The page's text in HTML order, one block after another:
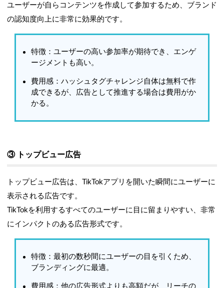
ユーザーが自らコンテンツを作成して参加するため、ブランド
の認知度向上に非常に効果的です。
特徴 ：ユーザーの高い参加率が期待でき、エンゲ
ージメントも高い。
費用感 ：ハッシュタグチャレンジ自体は無料で作
成できるが、広告として推進する場合は費用がか
かる。
③ トップビュー広告
トップビュー広告は、TikTokアプリを開いた瞬間にユーザーに
表示される広告です。
TikTokを利用するすべてのユーザーに目に留まりやすい、非常
にインパクトのある広告形式です。
特徴 ：最初の数秒間にユーザーの目を引くため、
ブランディングに最適。
費用感 ：他の広告形式よりも高額だが、リーチの